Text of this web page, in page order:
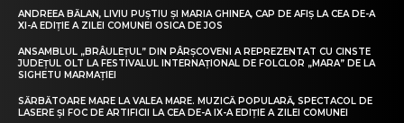
ANDREEA BĂLAN, LIVIU PUȘTIU ȘI MARIA GHINEA, CAP DE AFIȘ LA CEA DE-A
XI-A EDIȚIE A ZILEI COMUNEI OSICA DE JOS
ANSAMBLUL „BRÂULEȚUL” DIN PÂRȘCOVENI A REPREZENTAT CU CINSTE
JUDEȚUL OLT LA FESTIVALUL INTERNAȚIONAL DE FOLCLOR „MARA” DE LA
SIGHETU MARMAȚIEI
SĂRBĂTOARE MARE LA VALEA MARE. MUZICĂ POPULARĂ, SPECTACOL DE
LASERE ȘI FOC DE ARTIFICII LA CEA DE-A IX-A EDIȚIE A ZILEI COMUNEI